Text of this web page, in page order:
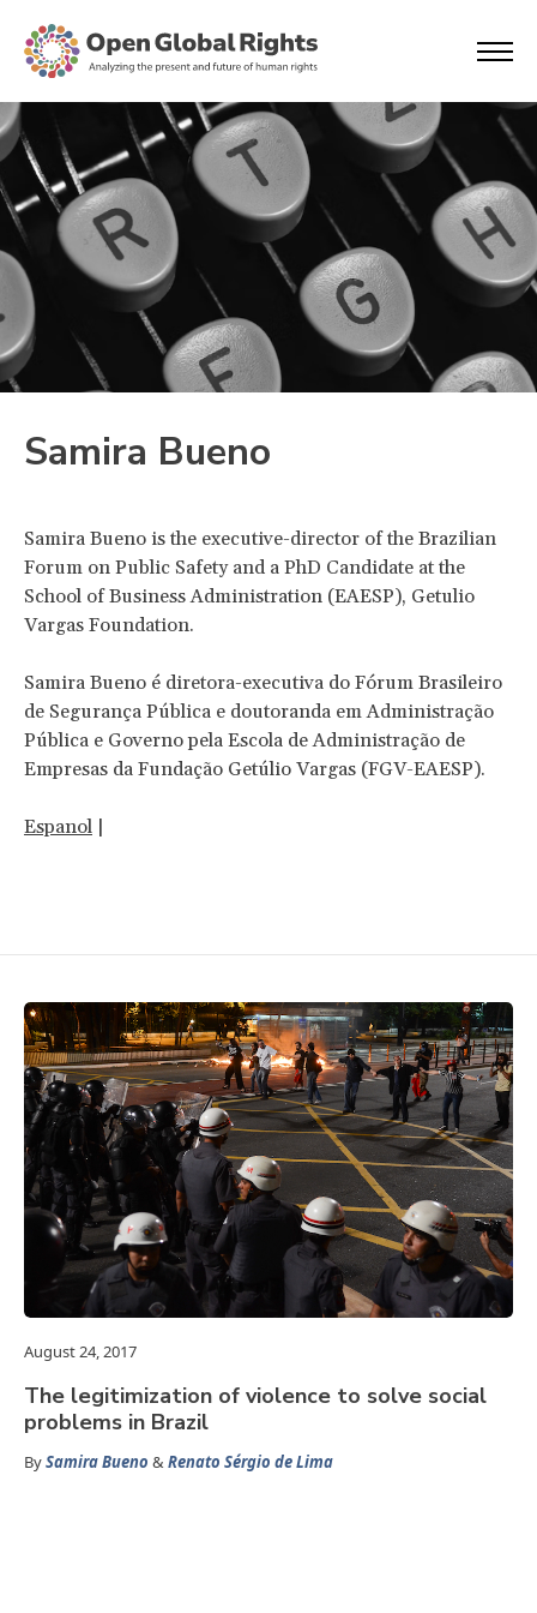
Samira Bueno
Samira Bueno is the executive-director of the Brazilian
Forum on Public Safety and a PhD Candidate at the
School of Business Administration (EAESP), Getulio
Vargas Foundation.
Samira Bueno é diretora-executiva do Fórum Brasileiro
de Segurança Pública e doutoranda em Administração
Pública e Governo pela Escola de Administração de
Empresas da Fundação Getúlio Vargas (FGV-EAESP).
Espanol |
August 24, 2017
The legitimization of violence to solve social
problems in Brazil
BySamira Bueno &Renato Sérgio de Lima